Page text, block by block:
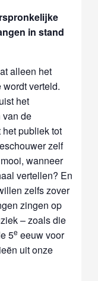
in stand
alleen het
verteld.
het
van de
publiek tot
zelf
wanneer
vertellen? En
zelfs zover
zingen op
– zoals die
5e eeuw voor
uit onze